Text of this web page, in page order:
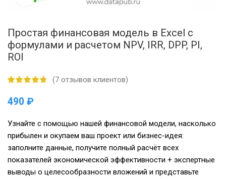
Простая финансовая модель в Excel с
формулами и расчетом NPV, IRR, DPP, PI,
ROI
(7 отзывов клиентов)
₽
Узнайте с помощью нашей финансовой модели, насколько
прибылен и окупаем ваш проект или бизнес-идея:
заполните данные, получите полный расчёт всех
показателей экономической эффективности + экспертные
выводы о целесообразности вложений и представьте